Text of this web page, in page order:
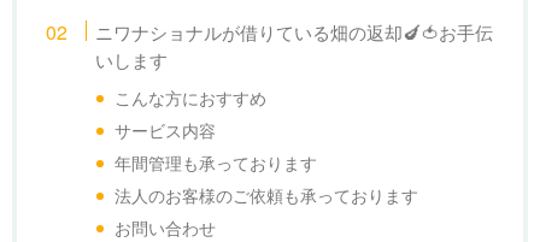
ニワナショナルが借りている畑の返却🍆🍅お手伝
いします
こんな方におすすめ
サービス内容
年間管理も承っております
法人のお客様のご依頼も承っております
お問い合わせ